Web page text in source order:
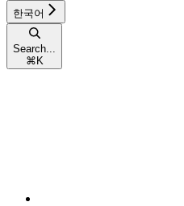
한국어
Search...
⌘ K